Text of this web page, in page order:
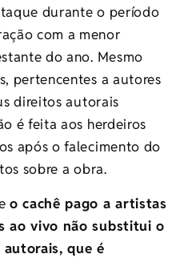
durante o período
com a menor
do ano. Mesmo
pertencentes a autores
direitos autorais
é feita aos herdeiros
após o falecimento do
sobre a obra.
o cachê pago a artistas
ao vivo não substitui o
que é